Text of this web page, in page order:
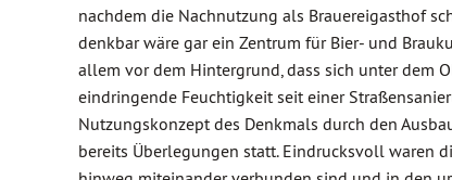
nachdem die Nachnutzung als Brauereigasthof
denkbar wäre gar ein Zentrum für Bier- und
allem vor dem Hintergrund, dass sich unter dem
eindringende Feuchtigkeit seit einer
Nutzungskonzept des Denkmals durch den
bereits Überlegungen statt. Eindrucksvoll waren